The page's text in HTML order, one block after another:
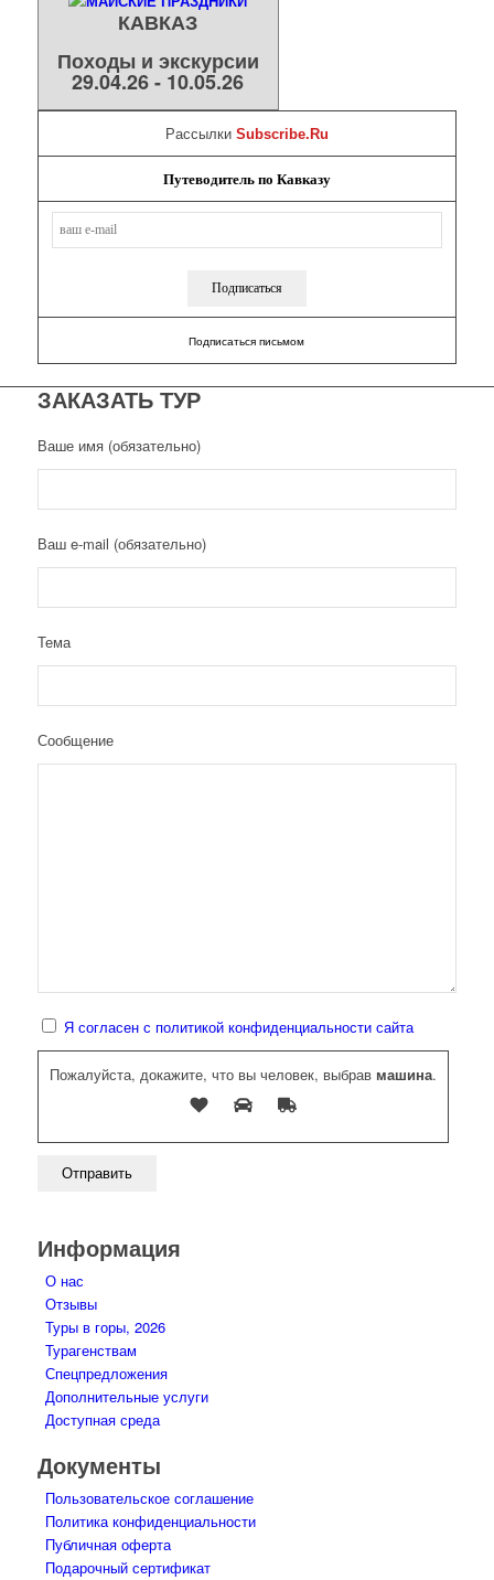
КАВКАЗ
Походы и экскурсии
29.04.26 - 10.05.26
Рассылки Subscribe.Ru
Путеводитель по Кавказу
Подписаться письмом
ЗАКАЗАТЬ ТУР
Ваше имя (обязательно)
Ваш e-mail (обязательно)
Тема
Сообщение
Я согласен с политикой конфиденциальности сайта
Пожалуйста, докажите, что вы человек, выбравмашина.
Информация
О нас
Отзывы
Туры в горы, 2026
Турагенствам
Спецпредложения
Дополнительные услуги
Доступная среда
Документы
Пользовательское соглашение
Политика конфиденциальности
Публичная оферта
Подарочный сертификат